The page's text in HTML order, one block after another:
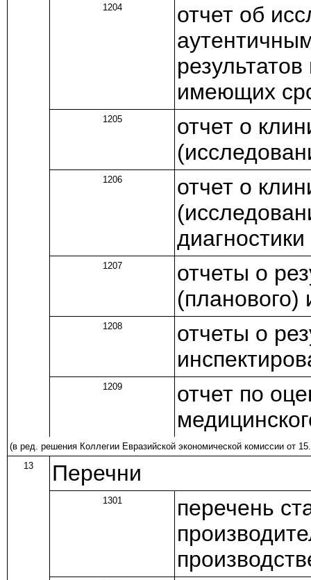
1204
отчет об
имеющих
1205
отчет о
1206
отчет о
1207
отчеты о
(планового)
1208
отчеты о
1209
отчет по
(в ред. решенияКоллегии Евразийской экономической комиссии от
13
Перечни
1301
перечень